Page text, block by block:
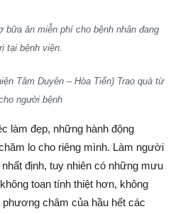
bữa ăn miễn phí cho bệnh nhân đang
tại bệnh viện.
Tâm Duyên – Hòa Tiến) Trao quà từ
người bệnh
làm đẹp, những hành động
lo cho riêng mình. Làm người
định, tuy nhiên có những mưu
toan tính thiệt hơn, không
châm của hầu hết các